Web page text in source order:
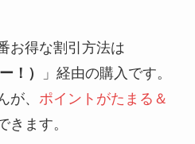
お得な割引方法は
！）
」経由の購入です。
が、 ポイントがたまる＆
きます。